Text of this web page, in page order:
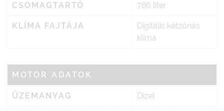
CSOMAGTARTÓ 786 liter
KLÍMA FAJTÁJA
Digitális kétzónás
klíma
MOTOR ADATOK
ÜZEMANYAG Dízel